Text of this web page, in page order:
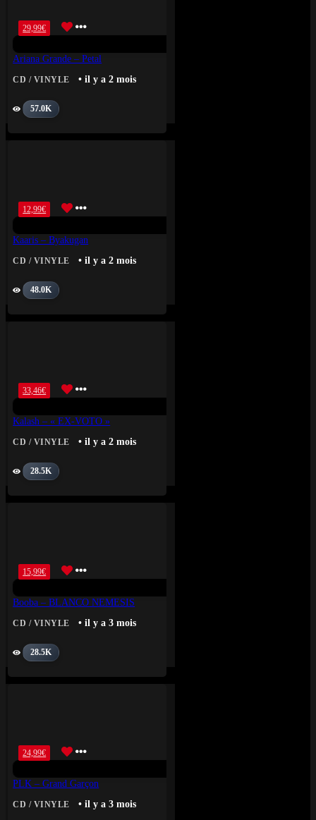
29,99€
Ariana Grande – Petal
CD / VINYLE • il y a 2 mois
57.0K
12,99€
Kaaris – Byakugan
CD / VINYLE • il y a 2 mois
48.0K
33,46€
Kalash – « EX-VOTO »
CD / VINYLE • il y a 2 mois
28.5K
15,99€
Booba – BLANCO NEMESIS
CD / VINYLE • il y a 3 mois
28.5K
24,99€
PLK – Grand Garçon
CD / VINYLE • il y a 3 mois